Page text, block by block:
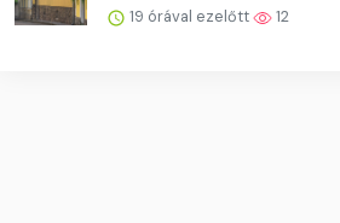
19 órával ezelőtt 12